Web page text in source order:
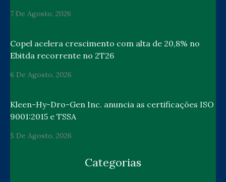
7 De Agosto, 2026
Copel acelera crescimento com alta de 20,8% no
Ebitda recorrente no 2T26
6 De Agosto, 2026
Kleen-Hy-Dro-Gen Inc. anuncia as certificações ISO
9001:2015 e TSSA
5 De Agosto, 2026
Categorias